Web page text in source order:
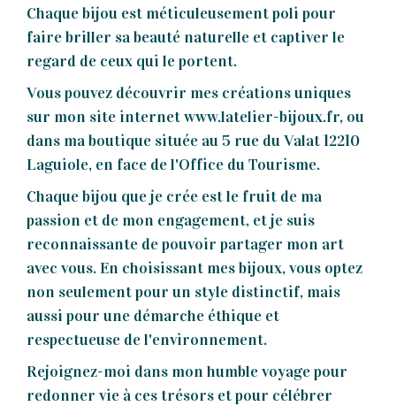
Chaque bijou est méticuleusement poli pour
faire briller sa beauté naturelle et captiver le
regard de ceux qui le portent.
Vous pouvez découvrir mes créations uniques
sur mon site internetwww.latelier-bijoux.fr, ou
dans ma boutique située au 5 rue du Valat 12210
Laguiole, en face de l'Office du Tourisme.
Chaque bijou que je crée est le fruit de ma
passion et de mon engagement, et je suis
reconnaissante de pouvoir partager mon art
avec vous. En choisissant mes bijoux, vous optez
non seulement pour un style distinctif, mais
aussi pour une démarche éthique et
respectueuse de l'environnement.
Rejoignez-moi dans mon humble voyage pour
redonner vie à ces trésors et pour célébrer